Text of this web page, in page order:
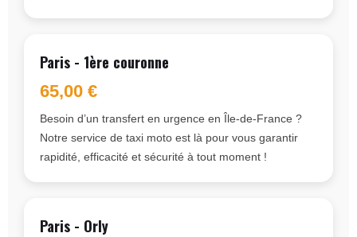
Paris - 1ère couronne
65,00 €
Besoin d’un transfert en urgence en Île-de-France ?
Notre service de taxi moto est là pour vous garantir
rapidité, efficacité et sécurité à tout moment !
Paris - Orly